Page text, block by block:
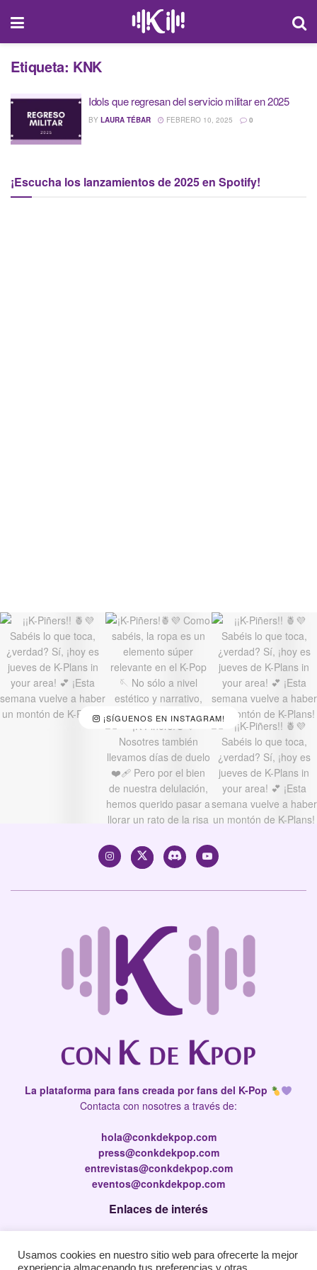
Etiqueta: KNK
Idols que regresan del servicio militar en 2025
BY LAURA TÉBAR FEBRERO 10, 2025 0
¡Escucha los lanzamientos de 2025 en Spotify!
¡SÍGUENOS EN INSTAGRAM!
La plataforma para fans creada por fans del K-Pop
Contacta con nosotres a través de:
hola@conkdekpop.com
press@conkdekpop.com
entrevistas@conkdekpop.com
eventos@conkdekpop.com
Enlaces de interés
Política de privacidad
Usamos cookies en nuestro sitio web para ofrecerte la mejor